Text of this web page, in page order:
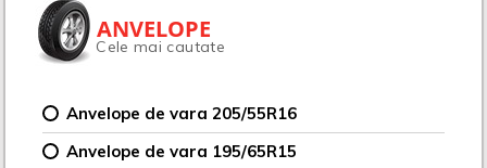
ANVELOPE
Cele mai cautate
Anvelope de vara 205/55R16
Anvelope de vara 195/65R15